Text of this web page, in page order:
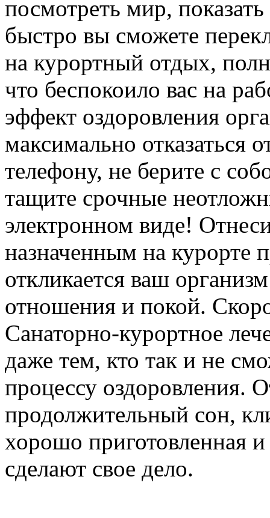
посмотреть мир,
быстро вы сможете
на курортный отдых,
что беспокоило вас на
эффект оздоровления
максимально отказаться
телефону, не берите с
тащите срочные
электронном виде!
назначенным на курорте
откликается ваш
отношения и покой.
Санаторно-курортное
даже тем, кто так и не
процессу оздоровления.
продолжительный сон,
хорошо приготовленная
сделают свое дело.